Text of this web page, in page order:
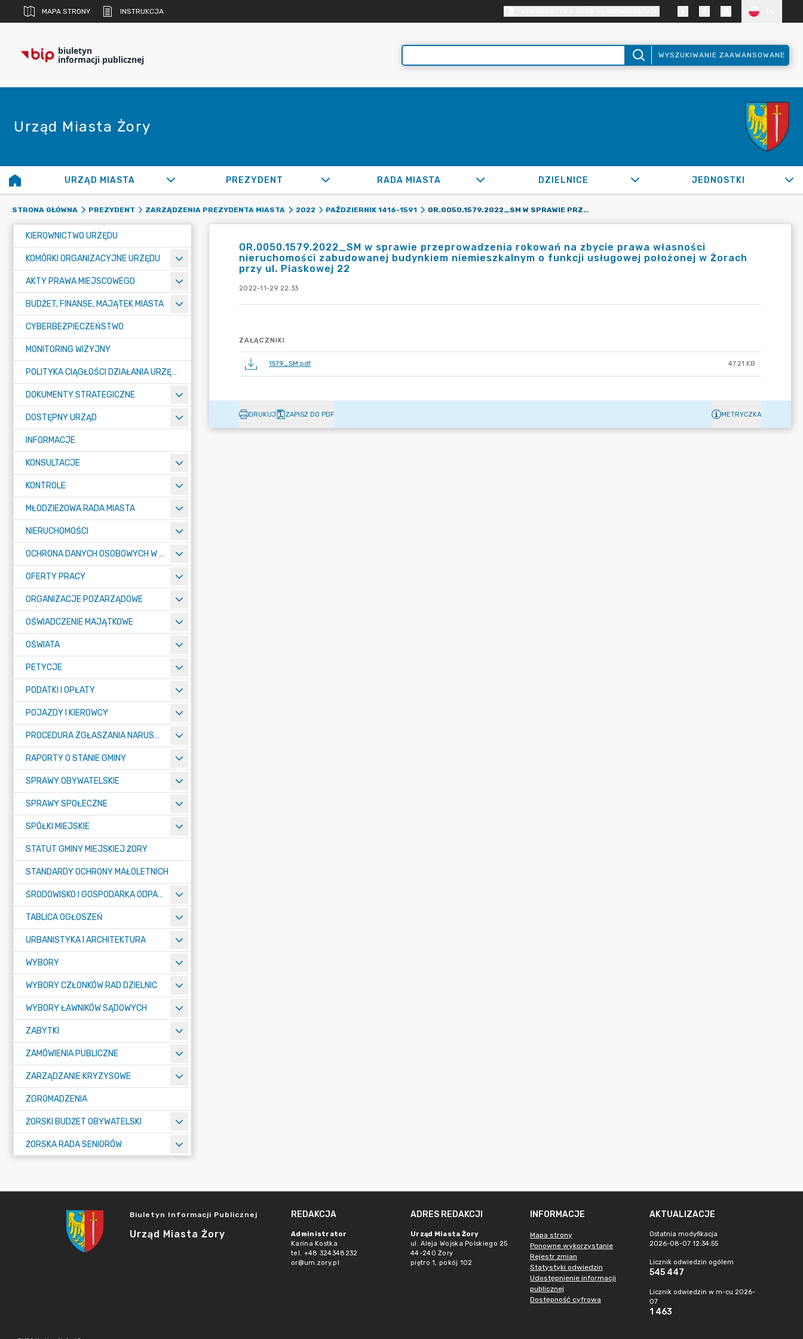
MAPA STRONY INSTRUKCJA
biuletyn
informacji publicznej WYSZUKIWANIE ZAAWANSOWANE
Urząd Miasta Żory
URZĄD MIASTA PREZYDENT RADA MIASTA DZIELNICE JEDNOSTKI
STRONA GŁÓWNA PREZYDENT ZARZĄDZENIA PREZYDENTA MIASTA 2022 PAŹDZIERNIK 1416-1591 OR.0050.1579.2022_SM W SPRAWIE PRZEPROWADZENIA ROKOWAŃ NA ZBYCIE PRAWA WŁASNOŚCI NIERUCHOMOŚCI ZABUDOWANEJ BUDYNKIEM NIEMIESZKALNYM O FUNKCJI USŁUGOWEJ POŁOŻONEJ W ŻORACH PRZY UL. PIASKOWEJ 22
KIEROWNICTWO URZĘDU
KOMÓRKI ORGANIZACYJNE URZĘDU
AKTY PRAWA MIEJSCOWEGO
BUDŻET, FINANSE, MAJĄTEK MIASTA
CYBERBEZPIECZEŃSTWO
MONITORING WIZYJNY
POLITYKA CIĄGŁOŚCI DZIAŁANIA URZĘDU MIASTA ŻORY
DOKUMENTY STRATEGICZNE
DOSTĘPNY URZĄD
INFORMACJE
KONSULTACJE
KONTROLE
MŁODZIEŻOWA RADA MIASTA
NIERUCHOMOŚCI
OCHRONA DANYCH OSOBOWYCH W URZĘDZIE MIASTA ŻORY - RODO
OFERTY PRACY
ORGANIZACJE POZARZĄDOWE
OŚWIADCZENIE MAJĄTKOWE
OŚWIATA
PETYCJE
PODATKI I OPŁATY
POJAZDY I KIEROWCY
PROCEDURA ZGŁASZANIA NARUSZEŃ PRAWA
RAPORTY O STANIE GMINY
SPRAWY OBYWATELSKIE
SPRAWY SPOŁECZNE
SPÓŁKI MIEJSKIE
STATUT GMINY MIEJSKIEJ ŻORY
STANDARDY OCHRONY MAŁOLETNICH
ŚRODOWISKO I GOSPODARKA ODPADAMI
TABLICA OGŁOSZEŃ
URBANISTYKA I ARCHITEKTURA
WYBORY
WYBORY CZŁONKÓW RAD DZIELNIC
WYBORY ŁAWNIKÓW SĄDOWYCH
ZABYTKI
ZAMÓWIENIA PUBLICZNE
ZARZĄDZANIE KRYZYSOWE
ZGROMADZENIA
ŻORSKI BUDŻET OBYWATELSKI
ŻORSKA RADA SENIORÓW
OR.0050.1579.2022_SM w sprawie przeprowadzenia rokowań na zbycie prawa własności
nieruchomości zabudowanej budynkiem niemieszkalnym o funkcji usługowej położonej w Żorach
przy ul. Piaskowej 22
2022-11-29 22:33
ZAŁĄCZNIKI
1579_SM.pdf 47.21 KB
DRUKUJ ZAPISZ DO PDF METRYCZKA
Biuletyn Informacji Publicznej
Urząd Miasta Żory
REDAKCJA
Administrator
Karina Kostka
tel. +48 324348232
or@um.zory.pl
ADRES REDAKCJI
Urząd Miasta Żory
ul. Aleja Wojska Polskiego 25
44-240 Żory
piętro 1, pokój 102
INFORMACJE
Mapa strony
Ponowne wykorzystanie
Rejestr zmian
Statystyki odwiedzin
Udostępnienie informacji
publicznej
Dostępność cyfrowa
AKTUALIZACJE
Ostatnia modyfikacja
2026-08-07 12:34:55
Licznik odwiedzin ogółem
545 447
Licznik odwiedzin w m-cu 2026-
07
1 463